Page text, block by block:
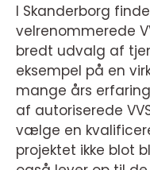
I Skanderborg
velrenommerede
bredt udvalg af
eksempel på en
mange års
af autoriserede
vælge en
projektet ikke blot